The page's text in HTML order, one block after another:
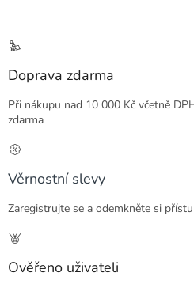
Doprava zdarma
Při nákupu nad 10 000 Kč včetně
zdarma
Věrnostní slevy
Zaregistrujte se a odemkněte si
Ověřeno uživateli